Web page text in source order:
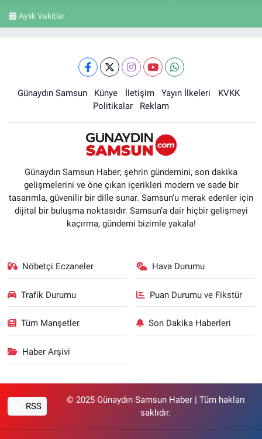
Aylık Vakitler
Günaydın Samsun Künye İletişim Yayın İlkeleri
KVKK
Politikalar
Reklam
Günaydın Samsun Haber; şehrin gündemini, son dakika
gelişmelerini ve öne çıkan içerikleri modern ve sade bir
tasarımla, güvenilir bir dille sunar. Samsun’u merak edenler için
dijital bir buluşma noktasıdır. Samsun’a dair hiçbir gelişmeyi
kaçırma, gündemi bizimle yakala!
Nöbetçi Eczaneler Hava Durumu
Trafik Durumu Puan Durumu ve Fikstür
Tüm Manşetler Son Dakika Haberleri
Haber Arşivi
RSS
© 2025 Günaydın Samsun Haber | Tüm hakları
saklıdır.